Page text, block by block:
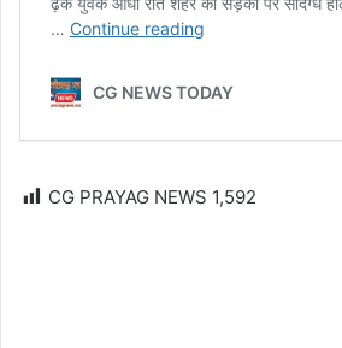
CG PRAYAG NEWS 1,592